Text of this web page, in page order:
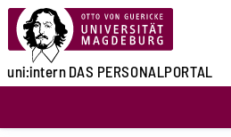
uni:internDAS PERSONALPORTAL